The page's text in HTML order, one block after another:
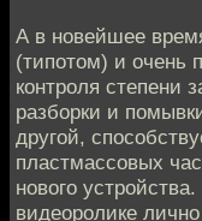
А в новейшее
(типотом) и очень
контроля степени
разборки и
другой,
пластмассовых
нового
видеоролике